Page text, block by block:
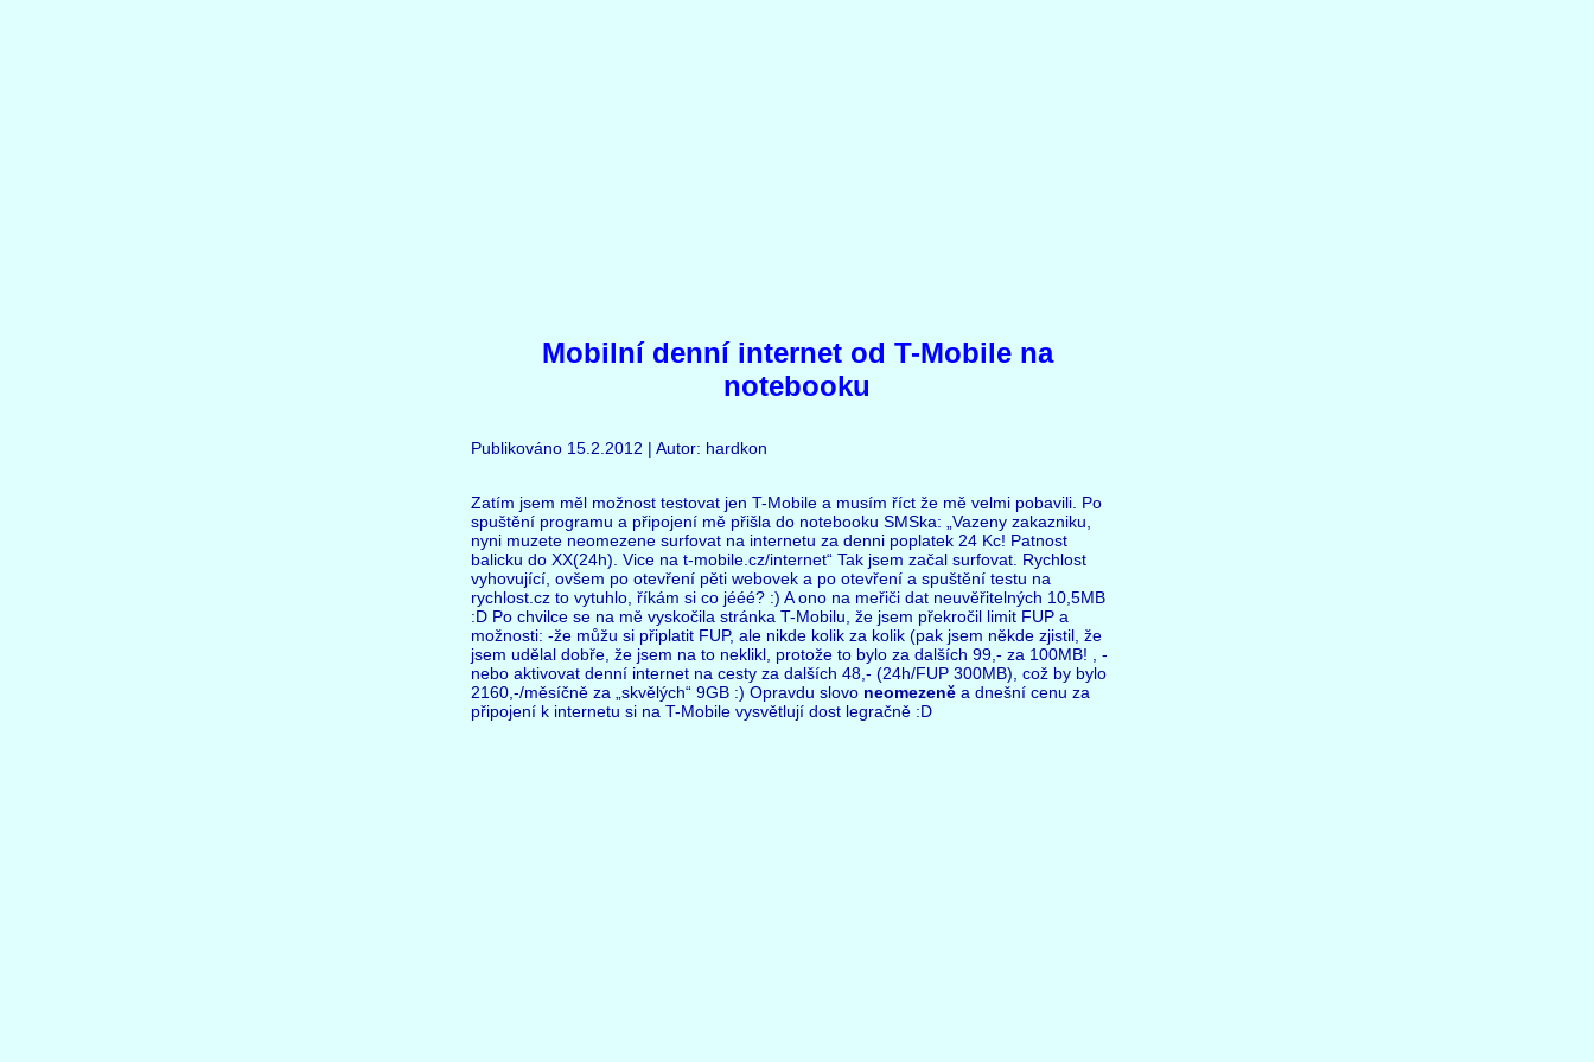
Mobilní denní internet od T-Mobile na
notebooku
Publikováno 15.2.2012 | Autor: hardkon
Zatím jsem měl možnost testovat jen T-Mobile a musím říct že mě velmi pobavili. Po
spuštění programu a připojení mě přišla do notebooku SMSka: „Vazeny zakazniku,
nyni muzete neomezene surfovat na internetu za denni poplatek 24 Kc! Patnost
balicku do XX(24h). Vice na t-mobile.cz/internet“ Tak jsem začal surfovat. Rychlost
vyhovující, ovšem po otevření pěti webovek a po otevření a spuštění testu na
rychlost.cz to vytuhlo, říkám si co jééé? :) A ono na meřiči dat neuvěřitelných 10,5MB
:D Po chvilce se na mě vyskočila stránka T-Mobilu, že jsem překročil limit FUP a
možnosti: -že můžu si připlatit FUP, ale nikde kolik za kolik (pak jsem někde zjistil, že
jsem udělal dobře, že jsem na to neklikl, protože to bylo za dalších 99,- za 100MB! , -
nebo aktivovat denní internet na cesty za dalších 48,- (24h/FUP 300MB), což by bylo
2160,-/měsíčně za „skvělých“ 9GB :) Opravdu slovo neomezeně a dnešní cenu za
připojení k internetu si na T-Mobile vysvětlují dost legračně :D